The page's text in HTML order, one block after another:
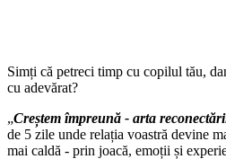
Simți că petreci timp cu copilul tău,
cu adevărat?
„Creștem împreună - arta
de 5 zile unde relația voastră devine
mai caldă - prin joacă, emoții și